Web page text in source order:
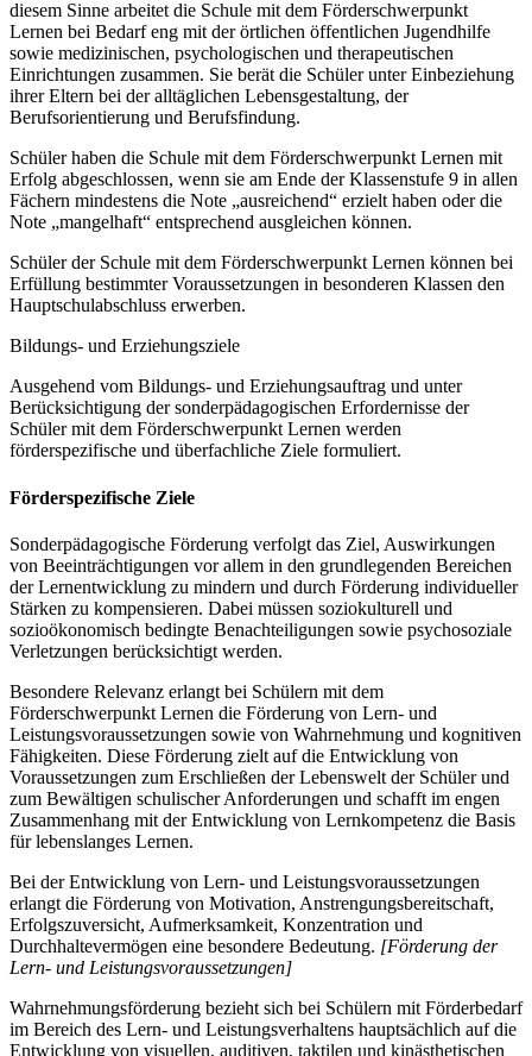
diesem Sinne arbeitet die Schule mit dem Förderschwerpunkt
Lernen bei Bedarf eng mit der örtlichen öffentlichen Jugendhilfe
sowie medizinischen, psychologischen und therapeutischen
Einrichtungen zusammen. Sie berät die Schüler unter Einbeziehung
ihrer Eltern bei der alltäglichen Lebensgestaltung, der
Berufsorientierung und Berufsfindung.
Schüler haben die Schule mit dem Förderschwerpunkt Lernen mit
Erfolg abgeschlossen, wenn sie am Ende der Klassenstufe 9 in allen
Fächern mindestens die Note „ausreichend“ erzielt haben oder die
Note „mangelhaft“ entsprechend ausgleichen können.
Schüler der Schule mit dem Förderschwerpunkt Lernen können bei
Erfüllung bestimmter Voraussetzungen in besonderen Klassen den
Hauptschulabschluss erwerben.
Bildungs- und Erziehungsziele
Ausgehend vom Bildungs- und Erziehungsauftrag und unter
Berücksichtigung der sonderpädagogischen Erfordernisse der
Schüler mit dem Förderschwerpunkt Lernen werden
förderspezifische und überfachliche Ziele formuliert.
Förderspezifische Ziele
Sonderpädagogische Förderung verfolgt das Ziel, Auswirkungen
von Beeinträchtigungen vor allem in den grundlegenden Bereichen
der Lernentwicklung zu mindern und durch Förderung individueller
Stärken zu kompensieren. Dabei müssen soziokulturell und
sozioökonomisch bedingte Benachteiligungen sowie psychosoziale
Verletzungen berücksichtigt werden.
Besondere Relevanz erlangt bei Schülern mit dem
Förderschwerpunkt Lernen die Förderung von Lern- und
Leistungsvoraussetzungen sowie von Wahrnehmung und kognitiven
Fähigkeiten. Diese Förderung zielt auf die Entwicklung von
Voraussetzungen zum Erschließen der Lebenswelt der Schüler und
zum Bewältigen schulischer Anforderungen und schafft im engen
Zusammenhang mit der Entwicklung von Lernkompetenz die Basis
für lebenslanges Lernen.
Bei der Entwicklung von Lern- und Leistungsvoraussetzungen
erlangt die Förderung von Motivation, Anstrengungsbereitschaft,
Erfolgszuversicht, Aufmerksamkeit, Konzentration und
Durchhaltevermögen eine besondere Bedeutung. [Förderung der
Lern- und Leistungsvoraussetzungen]
Wahrnehmungsförderung bezieht sich bei Schülern mit Förderbedarf
im Bereich des Lern- und Leistungsverhaltens hauptsächlich auf die
Entwicklung von visuellen, auditiven, taktilen und kinästhetischen